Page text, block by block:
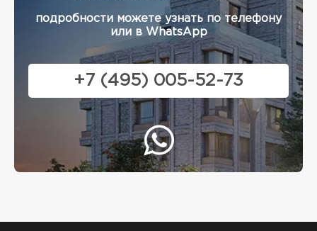
подробности можете узнать по телефону
или в WhatsApp
+7 (495) 005-52-73